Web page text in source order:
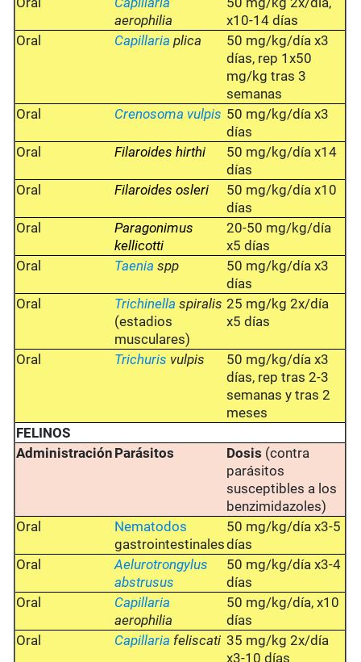
aerophilia
x10-14 días
Oral
Capillaria plica
50 mg/kg/día x3
días, rep 1x50
mg/kg tras 3
semanas
Oral
Crenosoma vulpis 50 mg/kg/día x3
días
Oral
Filaroides hirthi
50 mg/kg/día x14
días
Oral
Filaroides osleri
50 mg/kg/día x10
días
Oral
Paragonimus
kellicotti
20-50 mg/kg/día
x5 días
Oral
Taenia spp
50 mg/kg/día x3
días
Oral
Trichinella spiralis
(estadios
musculares)
25 mg/kg 2x/día
x5 días
Oral Trichuris vulpis
50 mg/kg/día x3
días, rep tras 2-3
semanas y tras 2
meses
FELINOS
Administración Parásitos Dosis (contra
parásitos
susceptibles a los
benzimidazoles)
Oral
Nematodos
gastrointestinales
50 mg/kg/día x3-5
días
Oral
Aelurotrongylus
abstrusus
50 mg/kg/día x3-4
días
Oral
Capillaria
aerophilia
50 mg/kg/día, x10
días
Oral
Capillaria feliscati 35 mg/kg 2x/día
x3-10 días